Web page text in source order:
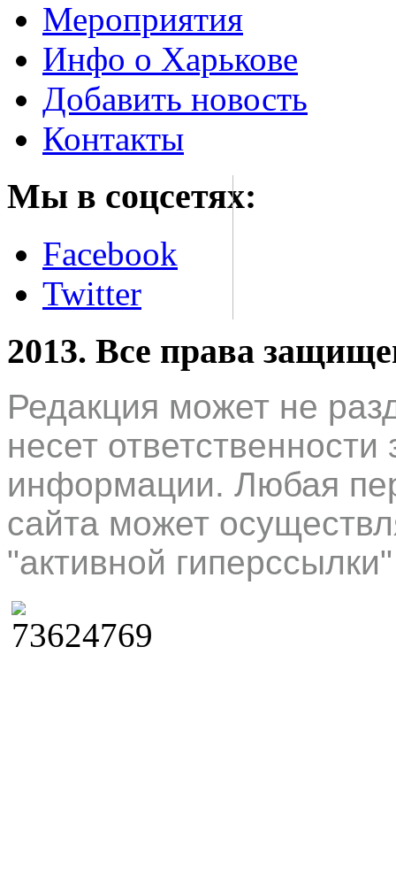
Мероприятия
Инфо о Харькове
Добавить новость
Контакты
Мы в соцсетях:
Facebook
Twitter
2013. Все права
Редакция может не
несет
информации. Любая
сайта может
"активной